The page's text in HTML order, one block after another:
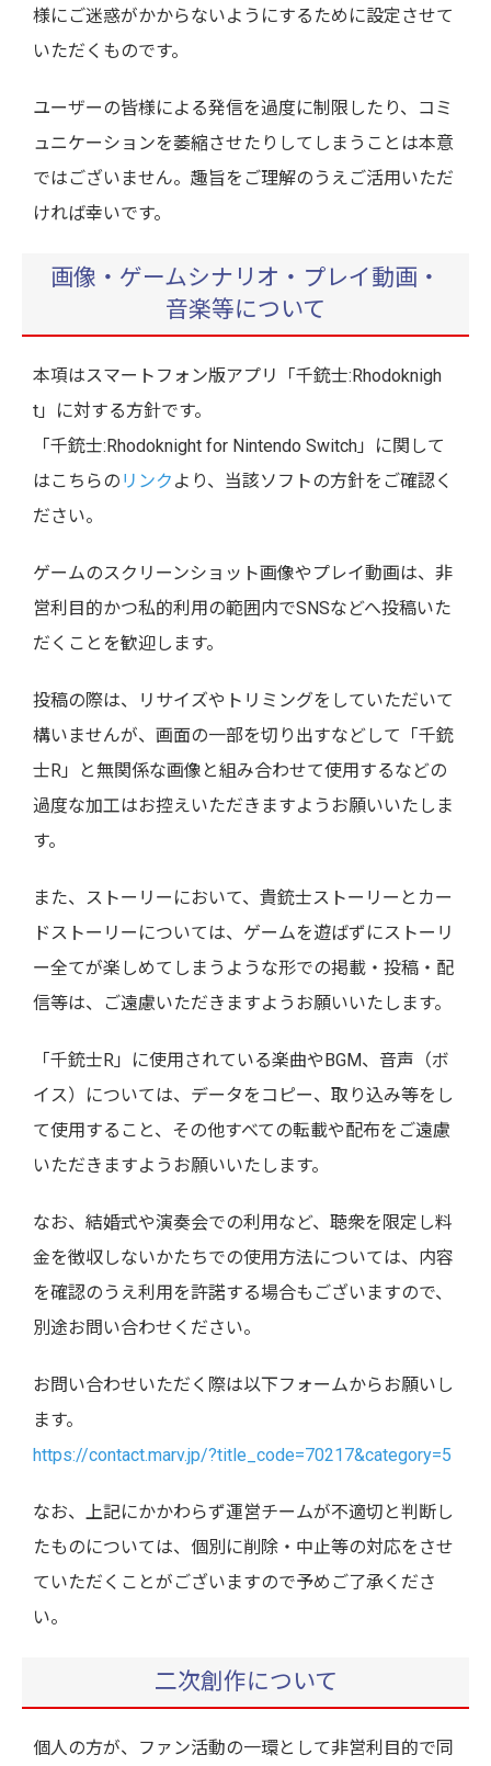
様にご迷惑がかからないようにするために設定させて
いただくものです。
ユーザーの皆様による発信を過度に制限したり、コミ
ュニケーションを萎縮させたりしてしまうことは本意
ではございません。趣旨をご理解のうえご活用いただ
ければ幸いです。
画像・ゲームシナリオ・プレイ動画・
音楽等について
本項はスマートフォン版アプリ「千銃士:Rhodoknigh
t」に対する方針です。
「千銃士:Rhodoknight for Nintendo Switch」に関して
はこちらの リンク より、当該ソフトの方針をご確認く
ださい。
ゲームのスクリーンショット画像やプレイ動画は、非
営利目的かつ私的利用の範囲内でSNSなどへ投稿いた
だくことを歓迎します。
投稿の際は、リサイズやトリミングをしていただいて
構いませんが、画面の一部を切り出すなどして「千銃
士R」と無関係な画像と組み合わせて使用するなどの
過度な加工はお控えいただきますようお願いいたしま
す。
また、ストーリーにおいて、貴銃士ストーリーとカー
ドストーリーについては、ゲームを遊ばずにストーリ
ー全てが楽しめてしまうような形での掲載・投稿・配
信等は、ご遠慮いただきますようお願いいたします。
「千銃士R」に使用されている楽曲やBGM、音声（ボ
イス）については、データをコピー、取り込み等をし
て使用すること、その他すべての転載や配布をご遠慮
いただきますようお願いいたします。
なお、結婚式や演奏会での利用など、聴衆を限定し料
金を徴収しないかたちでの使用方法については、内容
を確認のうえ利用を許諾する場合もございますので、
別途お問い合わせください。
お問い合わせいただく際は以下フォームからお願いし
ます。
https://contact.marv.jp/?title_code=70217&category=5
なお、上記にかかわらず運営チームが不適切と判断し
たものについては、個別に削除・中止等の対応をさせ
ていただくことがございますので予めご了承くださ
い。
二次創作について
個人の方が、ファン活動の一環として非営利目的で同